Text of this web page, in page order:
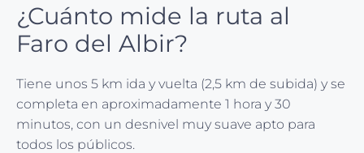
¿Cuánto mide la ruta al
Faro del Albir?
Tiene unos 5 km ida y vuelta (2,5 km de subida) y se
completa en aproximadamente 1 hora y 30
minutos, con un desnivel muy suave apto para
todos los públicos.